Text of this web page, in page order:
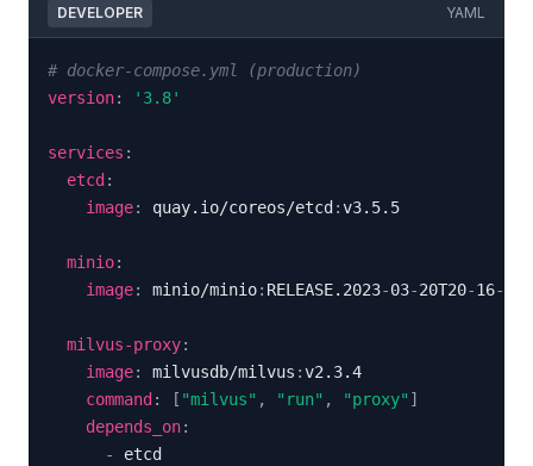
DEVELOPER YAML
# docker-compose.yml (production)
version: '3.8'
services :
etcd :
image: quay.io/coreos/etcd :
minio:
image: minio/minio: RELEASE.2023-03-20T20-16-
milvus-proxy:
image: milvusdb/milvus :
command : [ "milvus" , "run" , "proxy" ]
depends_on:
-